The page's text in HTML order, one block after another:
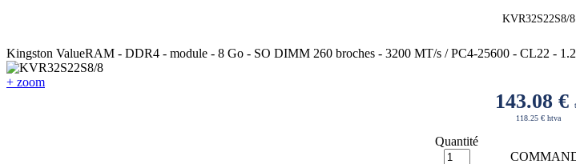
KVR32S22S8/8
Kingston ValueRAM - DDR4 - module - 8 Go - SO DIMM 260 broches - 3200 MT/s / PC4-25600 - CL22 -
+ zoom
143.08 €
118.25 € htva
Quantité